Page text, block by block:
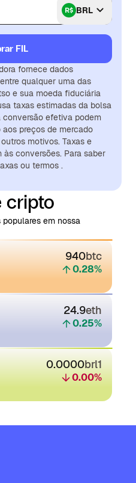
BRL
FIL
fornece dados
qualquer uma das
e sua moeda fiduciária
taxas estimadas da bolsa
conversão efetiva podem
preços de mercado
motivos. Taxas e
conversões. Para saber
ou termos .
cripto
em nossa
940btc
0.28%
24.9eth
0.25%
0.0000brl1
0.00%